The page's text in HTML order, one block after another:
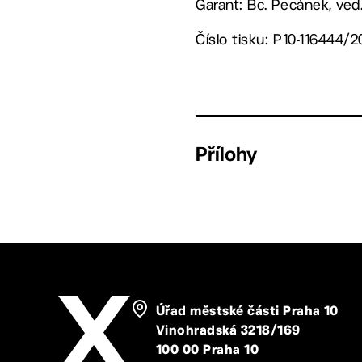
Garant: Bc. Pecánek,
Číslo tisku: P10-116444/
Přílohy
Úřad městské části Praha 10
Vinohradská 3218/169
100 00 Praha 10